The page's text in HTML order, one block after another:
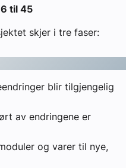
til 45
skjer i tre faser:
blir tilgjengelig
av endringene er
og varer til nye,